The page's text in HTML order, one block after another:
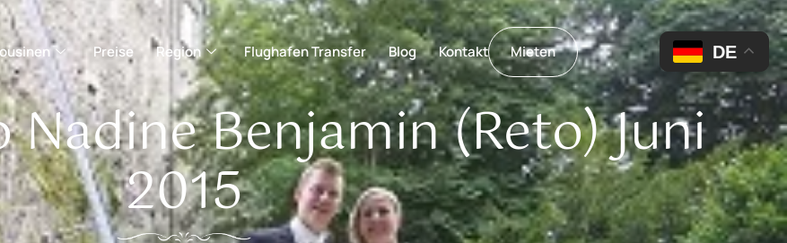
Preise Region Flughafen Transfer Blog Kontakt Mieten
Benjamin (Reto) Juni
2015
DE